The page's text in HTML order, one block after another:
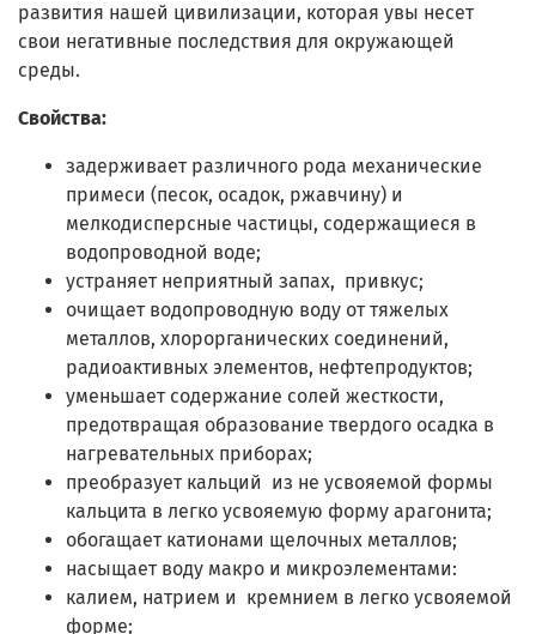
развития нашей цивилизации, которая увы несет
свои негативные последствия для окружающей
среды.
Свойства:
задерживает различного рода механические
примеси (песок, осадок, ржавчину) и
мелкодисперсные частицы, содержащиеся в
водопроводной воде;
устраняет неприятный запах, привкус;
очищает водопроводную воду от тяжелых
металлов, хлорорганических соединений,
радиоактивных элементов, нефтепродуктов;
уменьшает содержание солей жесткости,
предотвращая образование твердого осадка в
нагревательных приборах;
преобразует кальций из не усвояемой формы
кальцита в легко усвояемую форму арагонита;
обогащает катионами щелочных металлов;
насыщает воду макро и микроэлементами:
калием, натрием и кремнием в легко усвояемой
форме;